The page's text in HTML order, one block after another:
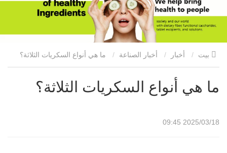
أخبار أخبار الصناعة
ما هي أنواع السكريات الثلاثة؟
2025/03/18 09:45